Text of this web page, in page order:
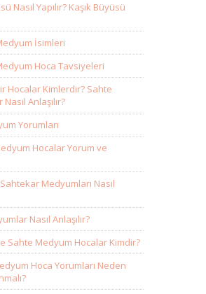
Nasıl Yapılır? Kaşık Büyüsü
İsimleri
Hoca Tavsiyeleri
Hocalar Kimlerdir? Sahte
Anlaşılır?
Yorumları
Hocalar Yorum ve
Medyumları Nasıl
Nasıl Anlaşılır?
Sahte Medyum Hocalar Kimdir?
Hoca Yorumları Neden